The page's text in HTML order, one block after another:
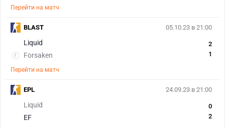
Перейти на матч
05.10.23 в 21:00
Liquid
Forsaken
2
1
Перейти на матч
BLAST
24.09.23 в 21:00
Liquid
EF
0
2
EPL